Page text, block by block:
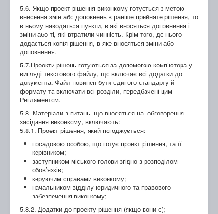
5.6. Якщо проект рішення виконкому готується з метою
внесення змін або доповнень в раніше прийняте рішення, то
в ньому наводяться пункти, в які вносяться доповнення і
зміни або ті, які втратили чинність. Крім того, до нього
додається копія рішення, в яке вносяться зміни або
доповнення.
5.7.Проекти рішень готуються за допомогою комп’ютера у
вигляді текстового файлу, що включає всі додатки до
документа. Файл повинен бути єдиного стандарту й
формату та включати всі розділи, передбачені цим
Регламентом.
5.8. Матеріали з питань, що вносяться на обговорення
засідання виконкому, включають:
5.8.1. Проект рішення, який погоджується:
посадовою особою, що готує проект рішення, та її
керівником;
заступником міського голови згідно з розподілом
обов’язків;
керуючим справами виконкому;
начальником відділу юридичного та правового
забезпечення виконкому;
5.8.2. Додатки до проекту рішення (якщо вони є);